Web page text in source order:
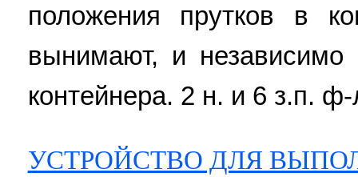
положения прутков в
вынимают, и независимо
контейнера. 2 н. и 6 з.п.
УСТРОЙСТВО ДЛЯ